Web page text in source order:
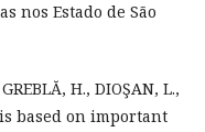
nos Estado de São
H., DIOŞAN, L.,
based on important